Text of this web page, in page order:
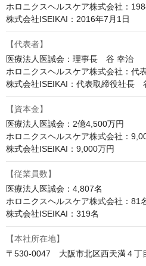
ホロニクスヘルスケア株式会社：
株式会社ISEIKAI：2016年7月1日
【代表者】
医療法人医誠会：理事長　谷 幸治
ホロニクスヘルスケア株式会社：代
株式会社ISEIKAI：代表取締役社長　
【資本金】
医療法人医誠会：2億4,500万円
ホロニクスヘルスケア株式会社：
株式会社ISEIKAI：9,000万円
【従業員数】
医療法人医誠会：4,807名
ホロニクスヘルスケア株式会社：81
株式会社ISEIKAI：319名
【本社所在地】
〒530-0047　大阪市北区西天満４